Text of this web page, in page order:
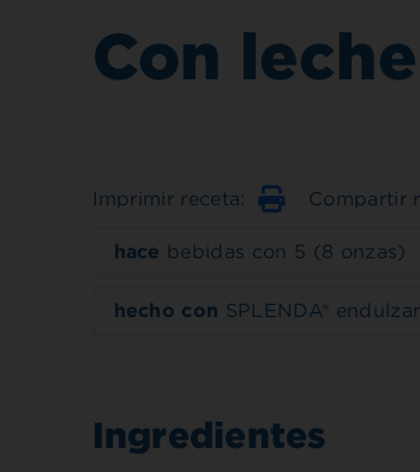
Con
Imprimir receta: Imprimir
Compartir
hace bebidas con 5 (8 onzas)
hecho con SPLENDA®
Ingredientes